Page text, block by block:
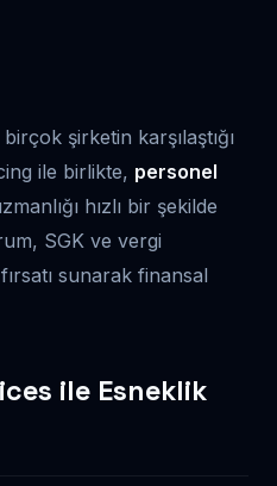
şirketin karşılaştığı
ile birlikte, personel
hızlı bir şekilde
SGK ve vergi
sunarak finansal
ile Esneklik